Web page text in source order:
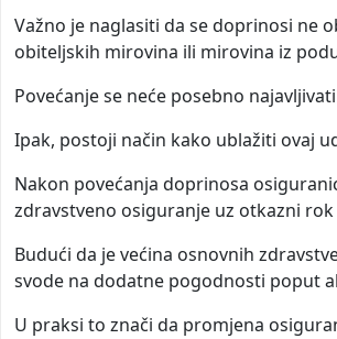
Važno je naglasiti da se doprinosi ne
obiteljskih mirovina ili mirovina iz
Povećanje se neće posebno
Ipak, postoji način kako ublažiti ovaj
Nakon povećanja doprinosa
zdravstveno osiguranje uz otkazni rok
Budući da je većina osnovnih
svode na dodatne pogodnosti poput
U praksi to znači da promjena